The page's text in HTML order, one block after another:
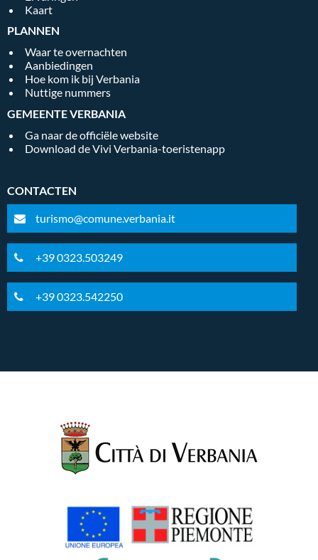
Kaart
PLANNEN
Waar te overnachten
Aanbiedingen
Hoe kom ik bij Verbania
Nuttige nummers
GEMEENTE VERBANIA
Ga naar de officiële website
Download de Vivi Verbania-toeristenapp
CONTACTEN
turismo@comune.verbania.it
+39 0323.503249
+39 0323.542250